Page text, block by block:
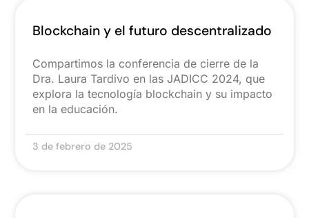
Blockchain y el futuro descentralizado
Compartimos la conferencia de cierre de la
Dra. Laura Tardivo en las JADICC 2024, que
explora la tecnología blockchain y su impacto
en la educación.
3 de febrero de 2025